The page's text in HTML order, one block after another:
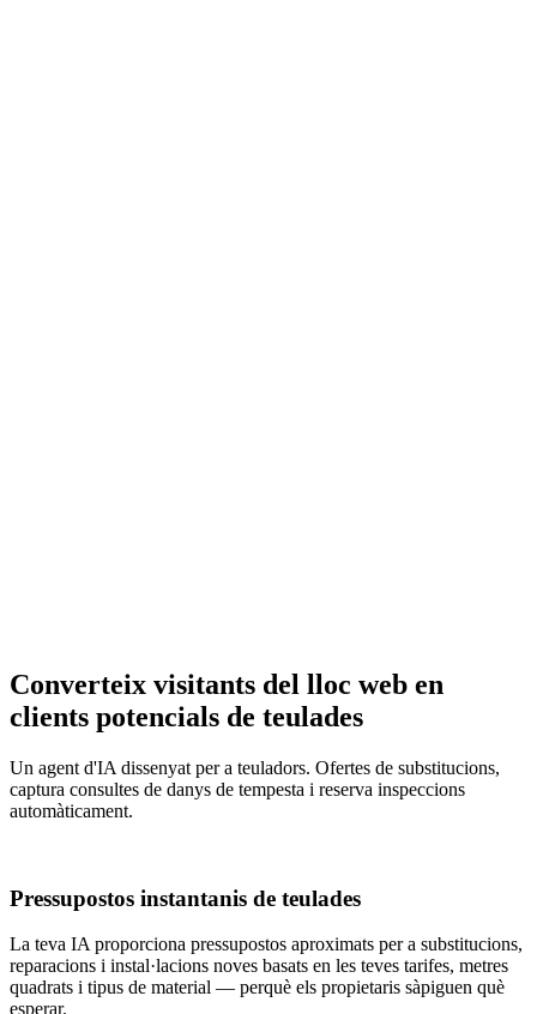
Converteix visitants del lloc web en
clients potencials de teulades
Un agent d'IA dissenyat per a teuladors. Ofertes de substitucions,
captura consultes de danys de tempesta i reserva inspeccions
automàticament.
Pressupostos instantanis de teulades
La teva IA proporciona pressupostos aproximats per a substitucions,
reparacions i instal·lacions noves basats en les teves tarifes, metres
quadrats i tipus de material — perquè els propietaris sàpiguen què
esperar.